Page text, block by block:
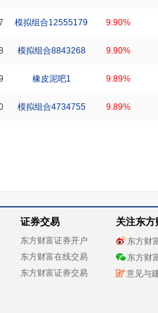
模拟组合12555179 9.90%
模拟组合8843268 9.90%
橡皮泥吧1 9.89%
模拟组合4734755 9.89%